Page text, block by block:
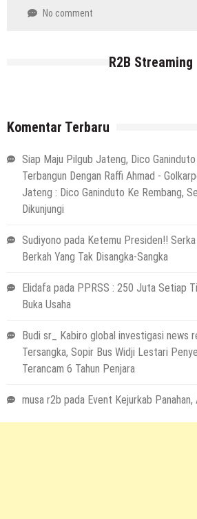
No comment
R2B Streaming
Komentar Terbaru
Siap Maju Pilgub Jateng, Dico
Terbangun Dengan Raffi Ahmad -
Jateng : Dico Ganinduto Ke Rembang,
Dikunjungi
Sudiyono pada Ketemu Presiden!!
Berkah Yang Tak Disangka-Sangka
Elidafa pada PPRSS : 250 Juta Setiap
Buka Usaha
Budi sr_ Kabiro global investigasi news
Tersangka, Sopir Bus Widji Lestari
Terancam 6 Tahun Penjara
musa r2b pada Event Kejurkab Panahan,